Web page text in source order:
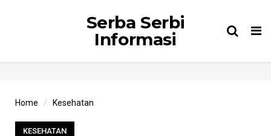
Serba Serbi
Informasi
Home Kesehatan
KESEHATAN